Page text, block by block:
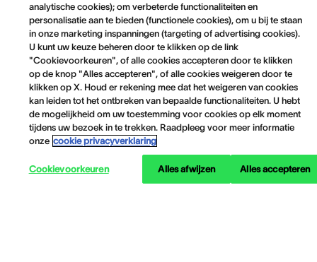
analytische cookies); om verbeterde functionaliteiten en
personalisatie aan te bieden (functionele cookies), om u bij te staan
in onze marketing inspanningen (targeting of advertising cookies).
U kunt uw keuze beheren door te klikken op de link
"Cookievoorkeuren", of alle cookies accepteren door te klikken
op de knop "Alles accepteren", of alle cookies weigeren door te
klikken op X. Houd er rekening mee dat het weigeren van cookies
kan leiden tot het ontbreken van bepaalde functionaliteiten. U hebt
de mogelijkheid om uw toestemming voor cookies op elk moment
tijdens uw bezoek in te trekken. Raadpleeg voor meer informatie
onze cookie privacyverklaring
Cookievoorkeuren Alles afwijzen Alles accepteren